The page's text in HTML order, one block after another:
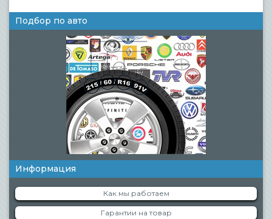
Подбор по авто
Информация
Как мы работаем
Гарантии на товар